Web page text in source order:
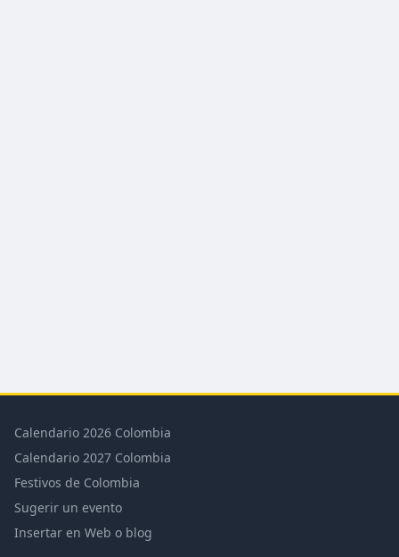
Calendario 2026 Colombia
Calendario 2027 Colombia
Festivos de Colombia
Sugerir un evento
Insertar en Web o blog